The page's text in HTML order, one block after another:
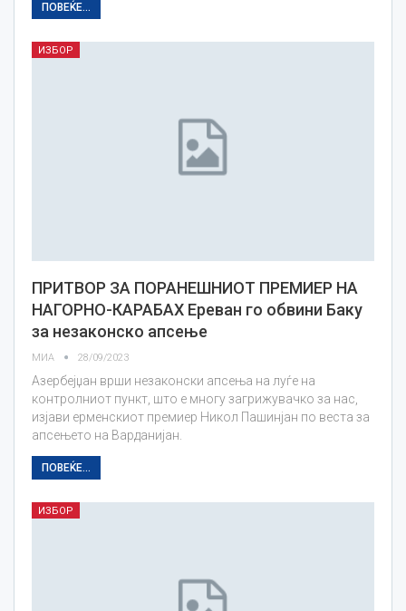
ПОВЕЌЕ...
ИЗБОР
ПРИТВОР ЗА ПОРАНЕШНИОТ ПРЕМИЕР НА
НАГОРНО-КАРАБАХ Ереван го обвини Баку
за незаконско апсење
МИА 28/09/2023
Азербејџан врши незаконски апсења на луѓе на
контролниот пункт, што е многу загрижувачко за нас,
изјави ерменскиот премиер Никол Пашинјан по веста за
апсењето на Варданијан.
ПОВЕЌЕ...
ИЗБОР